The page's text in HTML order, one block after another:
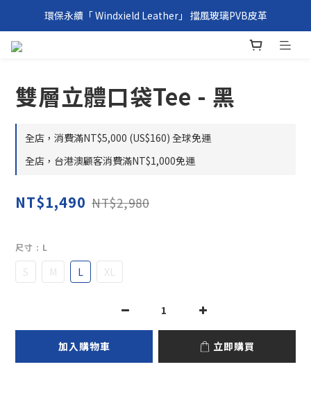
環保永續「 Windxield Leather」 擋風玻璃PVB皮革
環保永續「 Windxield Leather」 擋風玻璃PVB皮革
台港澳消費滿NT$1,000免運，其他地區NT$5,000NT免運
雙層立體口袋Tee - 黑
全店，消費滿NT$5,000 (US$160) 全球免運
全店，台港澳顧客消費滿NT$1,000免運
NT$1,490 NT$2,980
尺寸 : L
S M L XL
加入購物車 立即購買